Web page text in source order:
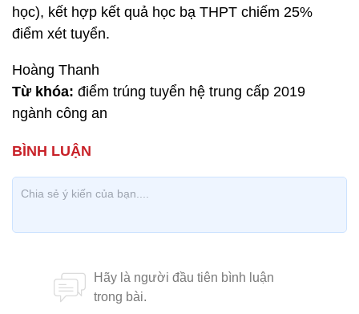
học), kết hợp kết quả học bạ THPT chiếm 25%
điểm xét tuyển.
Hoàng Thanh
Từ khóa: điểm trúng tuyển hệ trung cấp 2019
ngành công an